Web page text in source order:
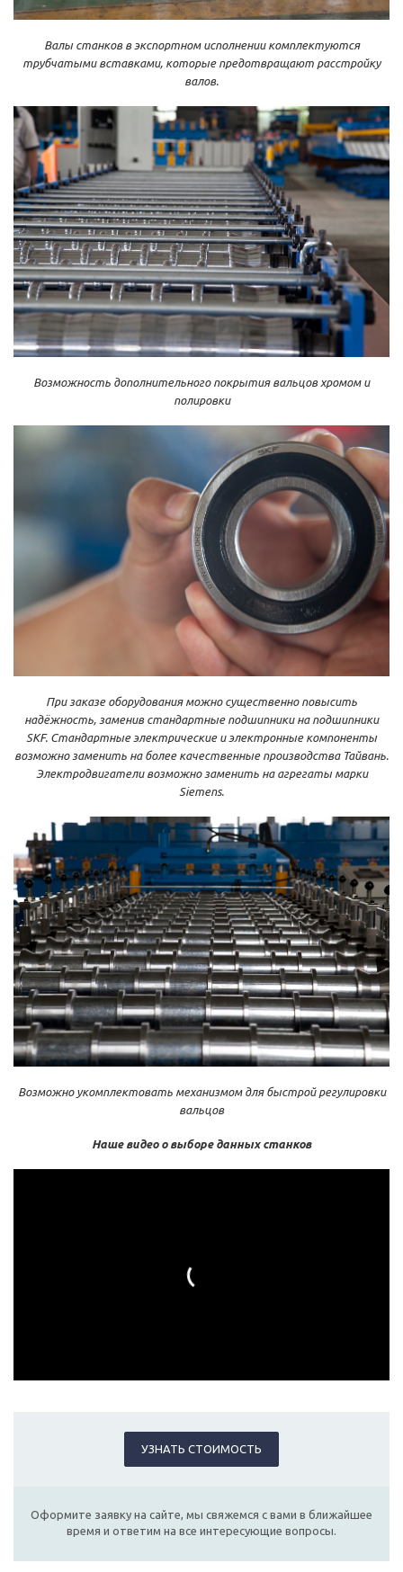
Валы станков в экспортном исполнении комплектуются
трубчатыми вставками, которые предотвращают расстройку
валов.
Возможность дополнительного покрытия вальцов хромом и
полировки
При заказе оборудования можно существенно повысить
надёжность, заменив стандартные подшипники на подшипники
SKF. Стандартные электрические и электронные компоненты
возможно заменить на более качественные производства Тайвань.
Электродвигатели возможно заменить на агрегаты марки
Siemens.
Возможно укомплектовать механизмом для быстрой регулировки
вальцов
Наше видео о выборе данных станков
УЗНАТЬ СТОИМОСТЬ
Оформите заявку на сайте, мы свяжемся с вами в ближайшее
время и ответим на все интересующие вопросы.